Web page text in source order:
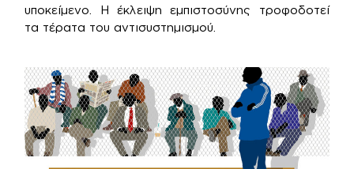
υποκείμενο. H έκλειψη εμπιστοσύνης τροφοδοτεί
τα τέρατα του αντισυστημισμού.